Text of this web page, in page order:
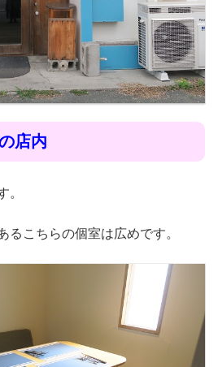
店内
。
るこちらの個室は広めです。